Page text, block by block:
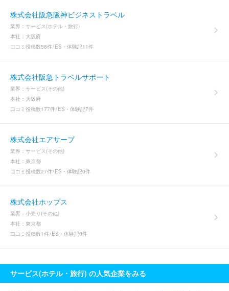
株式会社阪急阪神ビジネストラベル
業界： サービス(ホテル・旅行)
本社： 大阪府
口コミ投稿数58件 ES・体験記11件
株式会社阪急トラベルサポート
業界： サービス(その他)
本社： 大阪府
口コミ投稿数177件 ES・体験記7件
株式会社エアサーブ
業界： サービス(その他)
本社： 東京都
口コミ投稿数27件 ES・体験記0件
株式会社ホップス
業界： 小売り(その他)
本社： 東京都
口コミ投稿数1件 ES・体験記0件
サービス(ホテル・旅行) の人気企業をみる